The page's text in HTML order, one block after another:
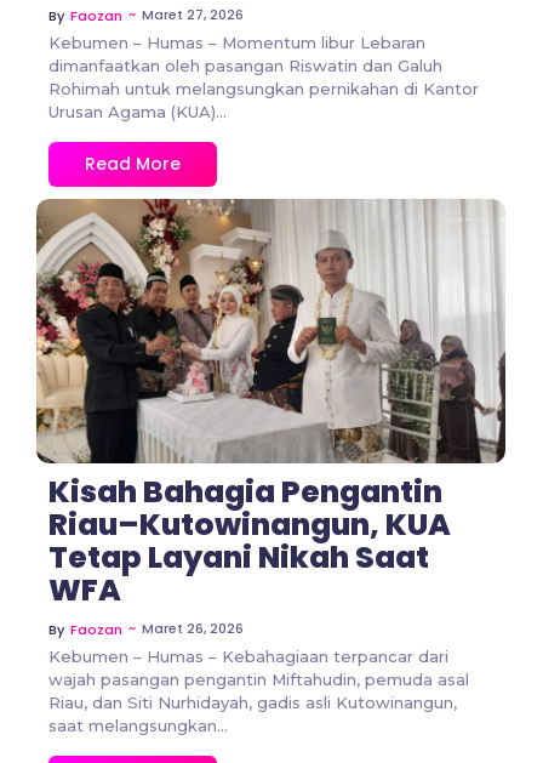
By Faozan ~ Maret 27, 2026
Kebumen – Humas – Momentum libur Lebaran
dimanfaatkan oleh pasangan Riswatin dan Galuh
Rohimah untuk melangsungkan pernikahan di Kantor
Urusan Agama (KUA)...
Read More
No Comments
Kisah Bahagia Pengantin
Riau–Kutowinangun, KUA
Tetap Layani Nikah Saat
WFA
By Faozan ~ Maret 26, 2026
Kebumen – Humas – Kebahagiaan terpancar dari
wajah pasangan pengantin Miftahudin, pemuda asal
Riau, dan Siti Nurhidayah, gadis asli Kutowinangun,
saat melangsungkan...